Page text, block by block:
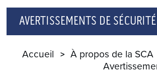
AVERTISSEMENTS DE SÉCURITÉ
AVIS DE BD MEDICAL AU
SERINGUES
Accueil À propos de la SCA